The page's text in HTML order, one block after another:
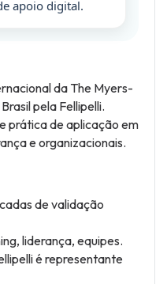
apoio digital.
da The Myers-
pela Fellipelli.
prática de aplicação em
e organizacionais.
de validação
liderança, equipes.
é representante